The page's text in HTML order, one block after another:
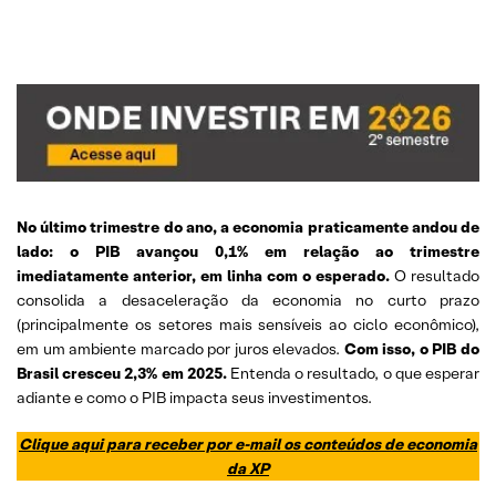
No último trimestre do ano, a economia praticamente andou de
lado: o PIB avançou 0,1% em relação ao trimestre
imediatamente anterior, em linha com o esperado. O resultado
consolida a desaceleração da economia no curto prazo
(principalmente os setores mais sensíveis ao ciclo econômico),
em um ambiente marcado por juros elevados. Com isso, o PIB do
Brasil cresceu 2,3% em 2025.Entenda o resultado, o que esperar
adiante e como o PIB impacta seus investimentos.
Clique aqui para receber por e-mail os conteúdos de economia
da XP